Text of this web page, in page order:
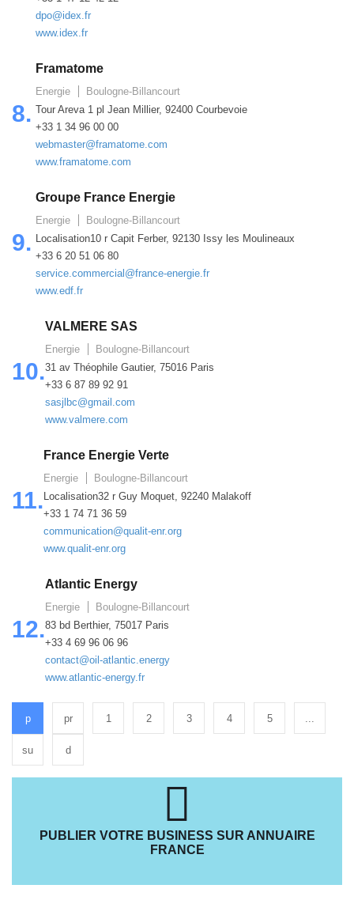
dpo@idex.fr
www.idex.fr
8.
Framatome
Energie
Boulogne-Billancourt
Tour Areva 1 pl Jean Millier, 92400 Courbevoie
+33 1 34 96 00 00
webmaster@framatome.com
www.framatome.com
9.
Groupe France Energie
Energie
Boulogne-Billancourt
Localisation10 r Capit Ferber, 92130 Issy les Moulineaux
+33 6 20 51 06 80
service.commercial@france-energie.fr
www.edf.fr
10.
VALMERE SAS
Energie
Boulogne-Billancourt
31 av Théophile Gautier, 75016 Paris
+33 6 87 89 92 91
sasjlbc@gmail.com
www.valmere.com
11.
France Energie Verte
Energie
Boulogne-Billancourt
Localisation32 r Guy Moquet, 92240 Malakoff
+33 1 74 71 36 59
communication@qualit-enr.org
www.qualit-enr.org
12.
Atlantic Energy
Energie
Boulogne-Billancourt
83 bd Berthier, 75017 Paris
+33 4 69 96 06 96
contact@oil-atlantic.energy
www.atlantic-energy.fr
p pr 1 2 3 4 5 ...
su d
PUBLIER VOTRE BUSINESS SUR ANNUAIRE
FRANCE